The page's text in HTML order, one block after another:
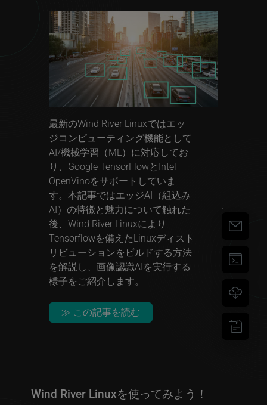
.
最新のWind River Linuxではエッ
ジコンピューティング機能として
AI/機械学習（ML）に対応してお
り、Google TensorFlowとIntel
OpenVinoをサポートしていま
す。本記事ではエッジAI（組込み
AI）の特徴と魅力について触れた
後、Wind River Linuxにより
Tensorflowを備えたLinuxディスト
リビューションをビルドする方法
を解説し、画像認識AIを実行する
様子をご紹介します。
≫ この記事を読む
Wind River Linuxを使ってみよう！